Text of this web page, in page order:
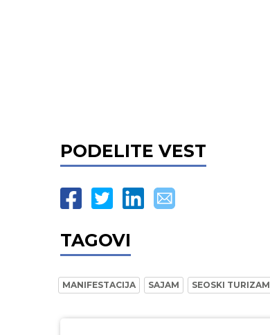
PODELITE VEST
TAGOVI
MANIFESTACIJA SAJAM SEOSKI TURIZAM